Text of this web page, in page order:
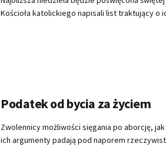
Kościoła katolickiego napisali list traktujący o
Podatek od bycia za życiem
Zwolennicy możliwości sięgania po aborcję,
ich argumenty padają pod naporem